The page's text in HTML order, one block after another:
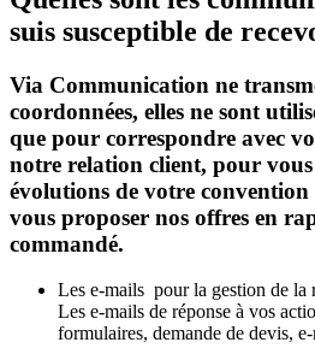
suis susceptible de
Via Communication ne
coordonnées, elles ne sont
que pour correspondre avec
notre relation client, pour vous
évolutions de votre
vous proposer nos offres en
commandé.
Les e-mails pour la gestion de la
Les e-mails de réponse à vos
formulaires, demande de devis,